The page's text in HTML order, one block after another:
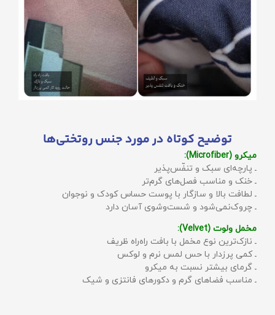
توضیح کوتاه در مورد جنس روتختی‌ها
میکرو (Microfiber):
ـ پارچه‌ای سبک و تنفّس‌پذیر
ـ خنک و مناسب فصل‌های گرم‌تر
ـ لطافت بالا و سازگار با پوست حساس کودک و نوجوان
ـ چروک‌نمی‌شود و شست‌وشوی آسان دارد
مخمل ولوت (Velvet):
ـ نازک‌ترین نوع مخمل با بافت راه‌راه ظریف
ـ کمی پرزدار با حس لمس نرم و لوکس
ـ گرمای بیشتر نسبت به میکرو
ـ مناسب فضاهای گرم و دکورهای فانتزی و شیک